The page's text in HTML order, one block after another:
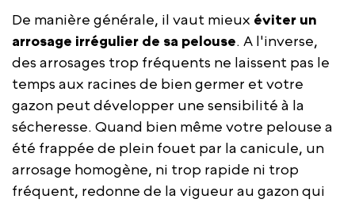
De manière générale, il vaut mieux éviter un
arrosage irrégulier de sa pelouse. A l'inverse,
des arrosages trop fréquents ne laissent pas le
temps aux racines de bien germer et votre
gazon peut développer une sensibilité à la
sécheresse. Quand bien même votre pelouse a
été frappée de plein fouet par la canicule, un
arrosage homogène, ni trop rapide ni trop
fréquent, redonne de la vigueur au gazon qui